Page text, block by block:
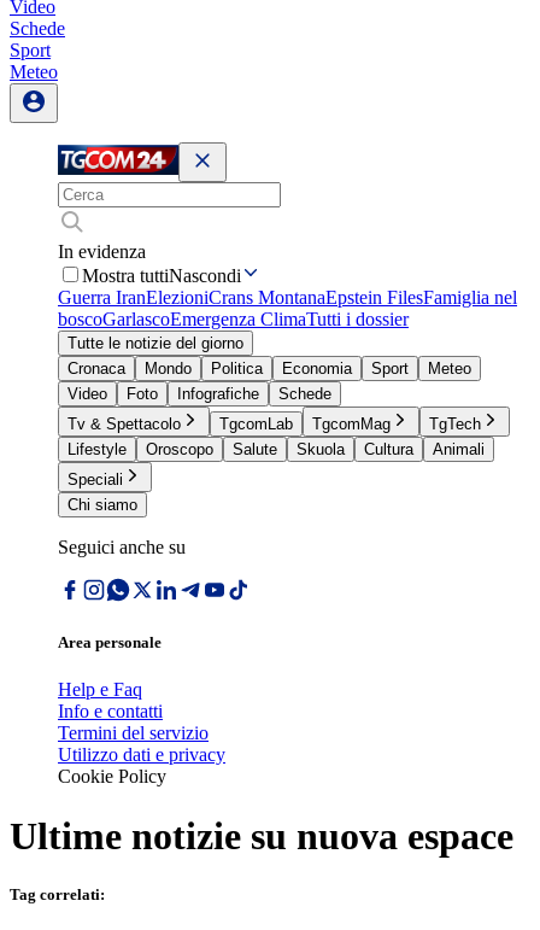
Video
Schede
Sport
Meteo
In evidenza
Mostra tuttiNascondi
Guerra IranElezioniCrans MontanaEpstein FilesFamiglia nel
boscoGarlascoEmergenza ClimaTutti i dossier
Tutte le notizie del giorno
Cronaca
Mondo Politica Economia Sport
Meteo
Video
Foto Infografiche
Schede
Tv & Spettacolo
TgcomLab TgcomMag
TgTech
Lifestyle
Oroscopo Salute Skuola Cultura
Animali
Speciali
Chi siamo
Seguici anche su
Area personale
Help e Faq
Info e contatti
Termini del servizio
Utilizzo dati e privacy
Cookie Policy
Ultime notizie su nuova espace
Tag correlati: